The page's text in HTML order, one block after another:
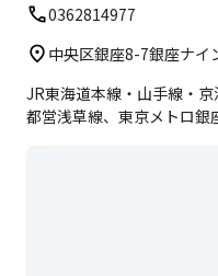
0362814977
中央区銀座8-7銀座ナイ
JR東海道本線・山手線・京
都営浅草線、東京メトロ